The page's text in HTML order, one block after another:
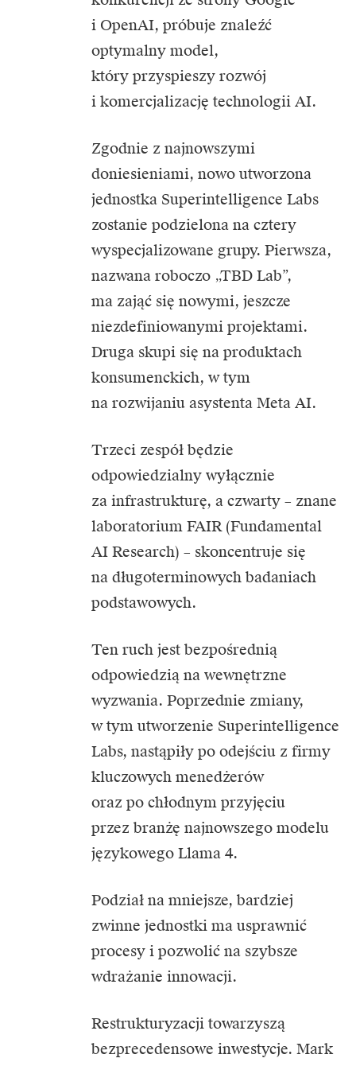
i OpenAI, próbuje znaleźć
optymalny model,
który przyspieszy rozwój
i komercjalizację technologii AI.
Zgodnie z najnowszymi
doniesieniami, nowo utworzona
jednostka Superintelligence Labs
zostanie podzielona na cztery
wyspecjalizowane grupy. Pierwsza,
nazwana roboczo „TBD Lab”,
ma zająć się nowymi, jeszcze
niezdefiniowanymi projektami.
Druga skupi się na produktach
konsumenckich, w tym
na rozwijaniu asystenta Meta AI.
Trzeci zespół będzie
odpowiedzialny wyłącznie
za infrastrukturę, a czwarty – znane
laboratorium FAIR (Fundamental
AI Research) – skoncentruje się
na długoterminowych badaniach
podstawowych.
Ten ruch jest bezpośrednią
odpowiedzią na wewnętrzne
wyzwania. Poprzednie zmiany,
w tym utworzenie Superintelligence
Labs, nastąpiły po odejściu z firmy
kluczowych menedżerów
oraz po chłodnym przyjęciu
przez branżę najnowszego modelu
językowego Llama 4.
Podział na mniejsze, bardziej
zwinne jednostki ma usprawnić
procesy i pozwolić na szybsze
wdrażanie innowacji.
Restrukturyzacji towarzyszą
bezprecedensowe inwestycje. Mark